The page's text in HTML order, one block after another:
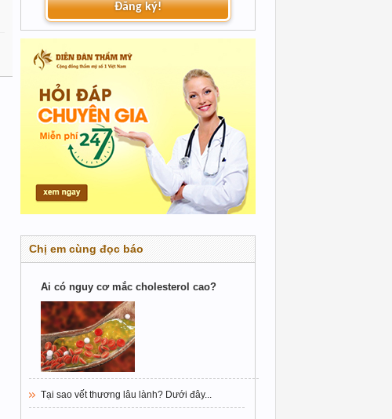
Đăng ký!
Chị em cùng đọc báo
Ai có nguy cơ mắc cholesterol cao?
Tại sao vết thương lâu lành? Dưới đây...